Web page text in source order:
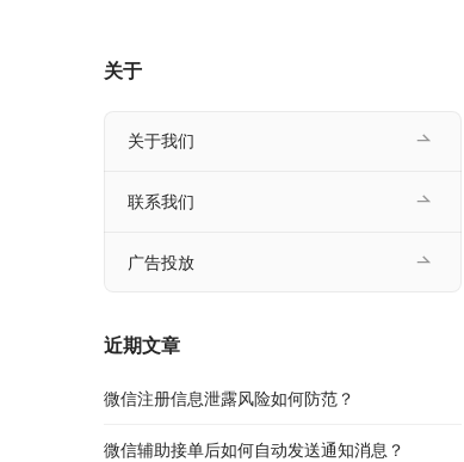
关于
关于我们
联系我们
广告投放
近期文章
微信注册信息泄露风险如何防范？
微信辅助接单后如何自动发送通知消息？